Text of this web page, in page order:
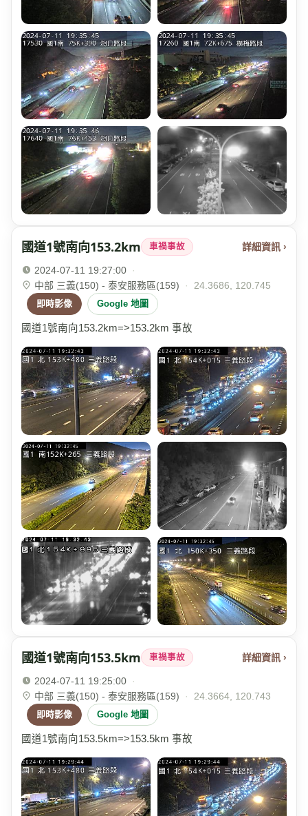
國道1號南向153.2km 車禍事故 詳細資訊 ›
2024-07-11 19:27:00
·
中部 三義(150) - 泰安服務區(159)
· 24.3686, 120.745
即時影像 Google 地圖
國道1號南向153.2km=>153.2km 事故
國道1號南向153.5km 車禍事故 詳細資訊 ›
2024-07-11 19:25:00
·
中部 三義(150) - 泰安服務區(159)
· 24.3664, 120.743
即時影像 Google 地圖
國道1號南向153.5km=>153.5km 事故